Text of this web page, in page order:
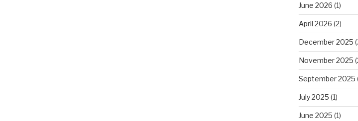
June 2026 (1)
April 2026 (2)
December 2025
November 2025
September 2025
July 2025 (1)
June 2025 (1)